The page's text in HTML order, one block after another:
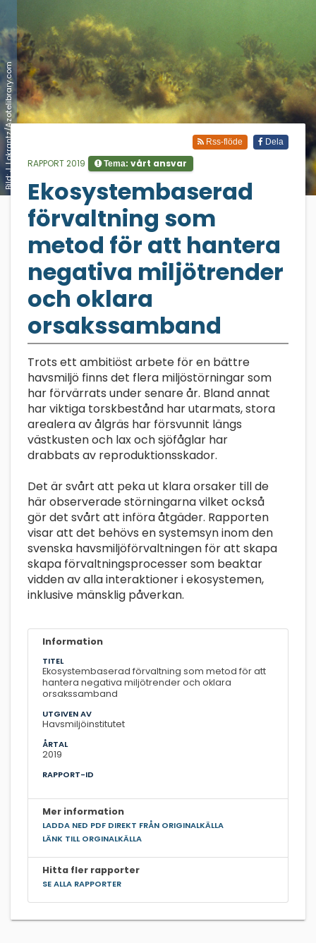
Bild: J. Lokrantz/Azotelibrary.com Dela
Rss-flöde
RAPPORT 2019 Tema: vårt ansvar
Ekosystembaserad
förvaltning som
metod för att hantera
negativa miljötrender
och oklara
orsakssamband
Trots ett ambitiöst arbete för en bättre
havsmiljö finns det flera miljöstörningar som
har förvärrats under senare år. Bland annat
har viktiga torskbestånd har utarmats, stora
arealera av ålgräs har försvunnit längs
västkusten och lax och sjöfåglar har
drabbats av reproduktionsskador.
Det är svårt att peka ut klara orsaker till de
här observerade störningarna vilket också
gör det svårt att införa åtgäder. Rapporten
visar att det behövs en systemsyn inom den
svenska havsmiljöförvaltningen för att skapa
skapa förvaltningsprocesser som beaktar
vidden av alla interaktioner i ekosystemen,
inklusive mänsklig påverkan.
Information
TITEL
Ekosystembaserad förvaltning som metod för att
hantera negativa miljötrender och oklara
orsakssamband
UTGIVEN AV
Havsmiljöinstitutet
ÅRTAL
2019
RAPPORT-ID
Mer information
LADDA NED PDF DIREKT FRÅN ORIGINALKÄLLA
LÄNK TILL ORGINALKÄLLA
Hitta fler rapporter
SE ALLA RAPPORTER